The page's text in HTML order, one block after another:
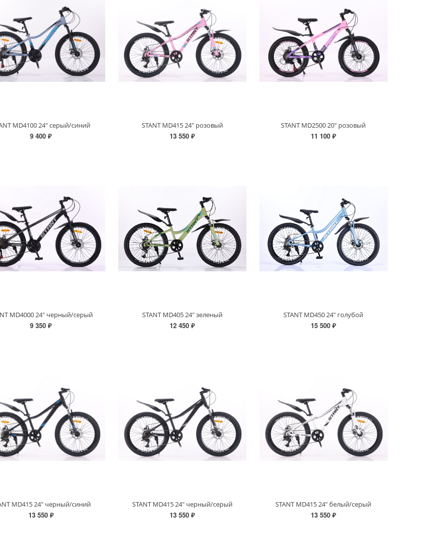
MD4100 24" серый/синий
9 400 ₽
STANT MD415 24" розовый
13 550 ₽
STANT MD2500 20" розовый
11 100 ₽
MD4000 24" черный/серый
9 350 ₽
STANT MD405 24" зеленый
12 450 ₽
STANT MD450 24" голубой
15 500 ₽
MD415 24" черный/синий
13 550 ₽
STANT MD415 24" черный/серый
13 550 ₽
STANT MD415 24" белый/серый
13 550 ₽